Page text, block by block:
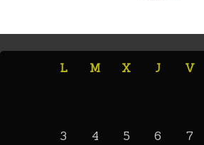
L M X J V
3 4 5 6 7